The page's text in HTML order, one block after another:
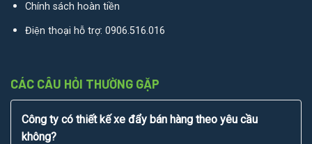
Chính sách hoàn tiền
Điện thoại hỗ trợ: 0906.516.016
CÁC CÂU HỎI THƯỜNG GẶP
Công ty có thiết kế xe đẩy bán hàng theo yêu cầu
không?